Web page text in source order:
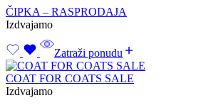
ČIPKA – RASPRODAJA
Izdvajamo
Zatraži ponudu
COAT FOR COATS SALE
Izdvajamo